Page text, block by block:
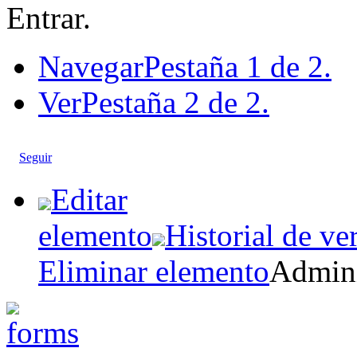
Entrar.
NavegarPestaña 1 de 2.
VerPestaña 2 de 2.
Seguir
Editar
elemento Historial de
Eliminar elemento